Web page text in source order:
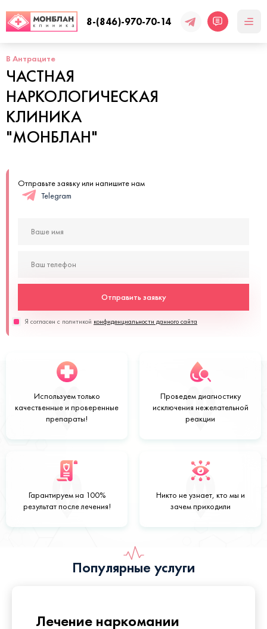
8-(846)-970-70-14
В Антраците
ЧАСТНАЯ
НАРКОЛОГИЧЕСКАЯ
КЛИНИКА
"МОНБЛАН"
Отправьте заявку или напишите нам
Telegram
Отправить заявку
Я согласен с политикой конфиденциальности данного сайта
Используем только
качественныеи проверенные
препараты!
Проведемдиагностику
исключения нежелательной
реакции
Гарантируем на 100%
результат после лечения!
Никто не узнает, кто мы и
зачем приходили
Популярные услуги
Лечение наркомании